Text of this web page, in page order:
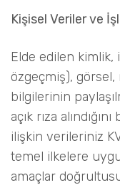
Kişisel Veriler ve
Elde edilen kimlik,
özgeçmiş), görsel,
bilgilerinin
açık rıza
ilişkin verileriniz
temel ilkelere
amaçlar